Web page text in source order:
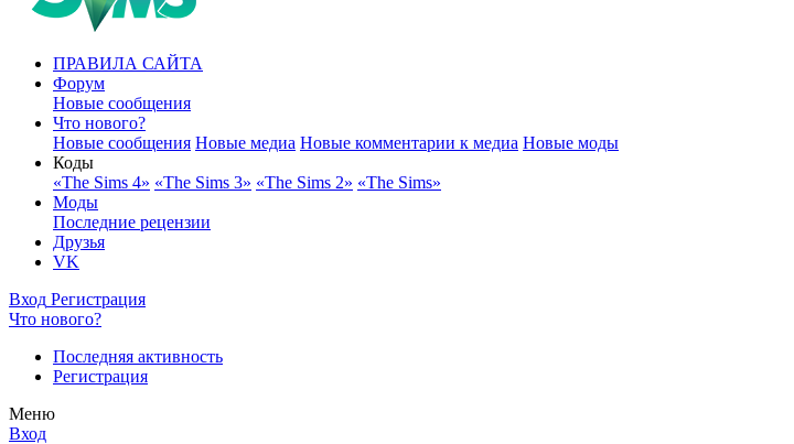
ПРАВИЛА САЙТА
Форум
Новые сообщения
Что нового?
Новые сообщения Новые медиа Новые комментарии к медиа Новые моды
Коды
«The Sims 4» «The Sims 3» «The Sims 2» «The Sims»
Моды
Последние рецензии
Друзья
VK
Вход Регистрация
Что нового?
Последняя активность
Регистрация
Меню
Вход